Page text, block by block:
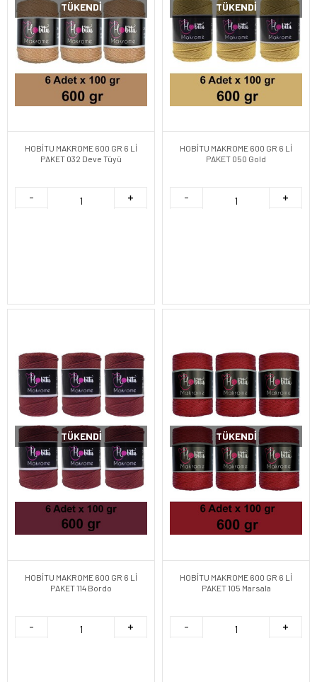
TÜKENDI
HOBİTU MAKROME 600 GR 6 Lİ
PAKET 032 Deve Tüyü
TÜKENDI
HOBİTU MAKROME 600 GR 6 Lİ
PAKET 050 Gold
TÜKENDI
HOBİTU MAKROME 600 GR 6 Lİ
PAKET 114 Bordo
TÜKENDI
HOBİTU MAKROME 600 GR 6 Lİ
PAKET 105 Marsala